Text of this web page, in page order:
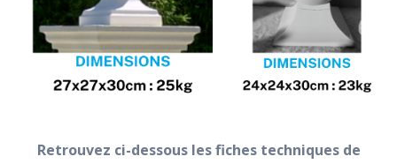
Retrouvez ci-dessous les fiches techniques de